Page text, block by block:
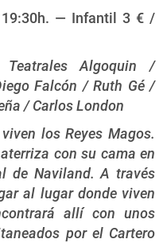
— Infantil 3 € /
Teatrales Algoquin /
Falcón / Ruth Gé /
/ Carlos London
los Reyes Magos.
con su cama en
de Naviland. A través
al lugar donde viven
allí con unos
por el Cartero